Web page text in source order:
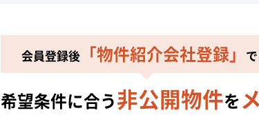
会員登録後 「物件紹介会社登録」 で
希望条件に合う非公開物件を